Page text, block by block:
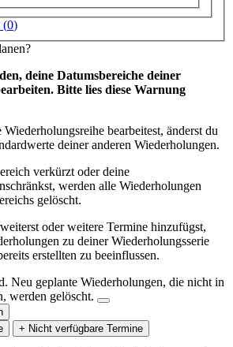
(0)
deine Datumsbereiche deiner
Bitte lies diese Warnung
bearbeitest, änderst du
deiner anderen Wiederholungen.
verkürzt oder deine
werden alle Wiederholungen
gelöscht.
oder weitere Termine hinzufügst,
zu deiner Wiederholungsserie
erstellten zu beeinflussen.
Neu geplante Wiederholungen, die nicht in
werden gelöscht.
+ Nicht verfügbare Termine